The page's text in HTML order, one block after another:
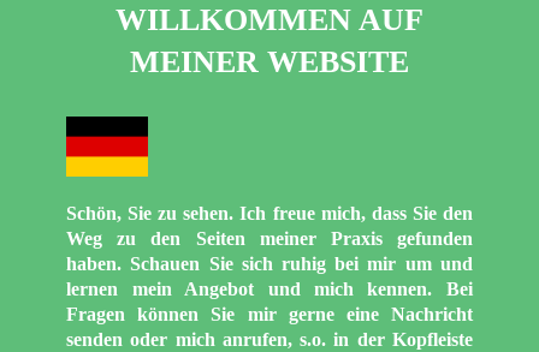
WILLKOMMEN AUF
MEINER WEBSITE
Schön, Sie zu sehen. Ich freue mich, dass Sie den
Weg zu den Seiten meiner Praxis gefunden
haben. Schauen Sie sich ruhig bei mir um und
lernen mein Angebot und mich kennen. Bei
Fragen können Sie mir gerne eine Nachricht
senden oder mich anrufen, s.o. in der Kopfleiste